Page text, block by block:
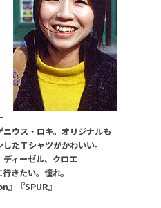
ウス・ロキ。オリジナルも
たＴシャツがかわいい。
ディーゼル、クロエ
きたい。憧れ。
』『SPUR』